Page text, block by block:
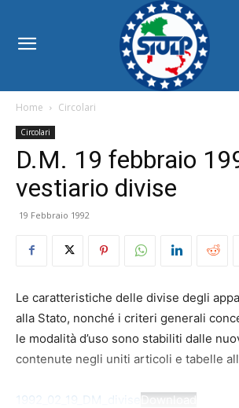
Home Circolari
Circolari
D.M. 19 febbraio
vestiario divise
19 Febbraio 1992
Le caratteristiche delle divise degli
alla Stato, nonché i criteri generali
le modalità d’uso sono stabiliti dalle
contenute negli uniti articoli e tabelle
1992_02_19_DM_divise Download